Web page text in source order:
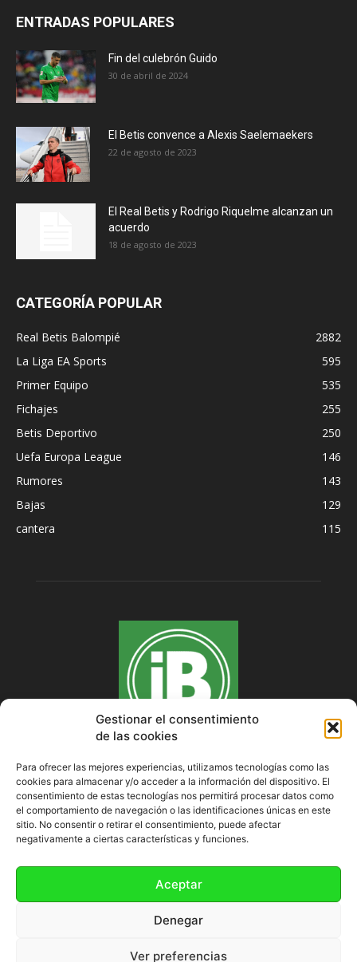
Gestionar el consentimiento
de las cookies
Para ofrecer las mejores experiencias, utilizamos tecnologías como las
cookies para almacenar y/o acceder a la información del dispositivo. El
consentimiento de estas tecnologías nos permitirá procesar datos como
el comportamiento de navegación o las identificaciones únicas en este
sitio. No consentir o retirar el consentimiento, puede afectar
negativamente a ciertas características y funciones.
Aceptar
Denegar
Ver preferencias
ENTRADAS POPULARES
Fin del culebrón Guido
30 de abril de 2024
El Betis convence a Alexis Saelemaekers
22 de agosto de 2023
El Real Betis y Rodrigo Riquelme alcanzan un
acuerdo
18 de agosto de 2023
CATEGORÍA POPULAR
Real Betis Balompié
2882
La Liga EA Sports
595
Primer Equipo
535
Fichajes
255
Betis Deportivo
250
Uefa Europa League
146
Rumores
143
Bajas
129
cantera
115
SOBRE NOSOTROS